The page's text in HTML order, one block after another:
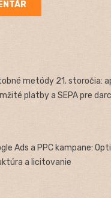
metódy 21. storočia:
platby a SEPA pre
Ads a PPC kampane:
a licitovanie